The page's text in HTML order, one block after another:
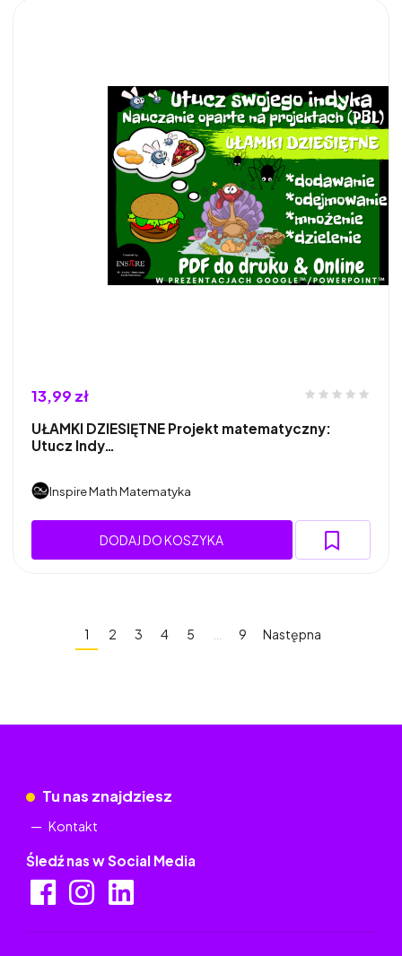
13,99 zł
UŁAMKI DZIESIĘTNE Projekt matematyczny:
Utucz Indy…
Inspire Math Matematyka
DODAJ DO KOSZYKA
1 2 3 4 5 9 Następna
Tu nas znajdziesz
Kontakt
Śledź nas w Social Media